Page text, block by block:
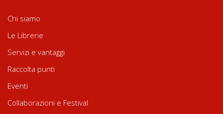
Chi siamo
Le Librerie
Servizi e vantaggi
Raccolta punti
Eventi
Collaborazioni e Festival